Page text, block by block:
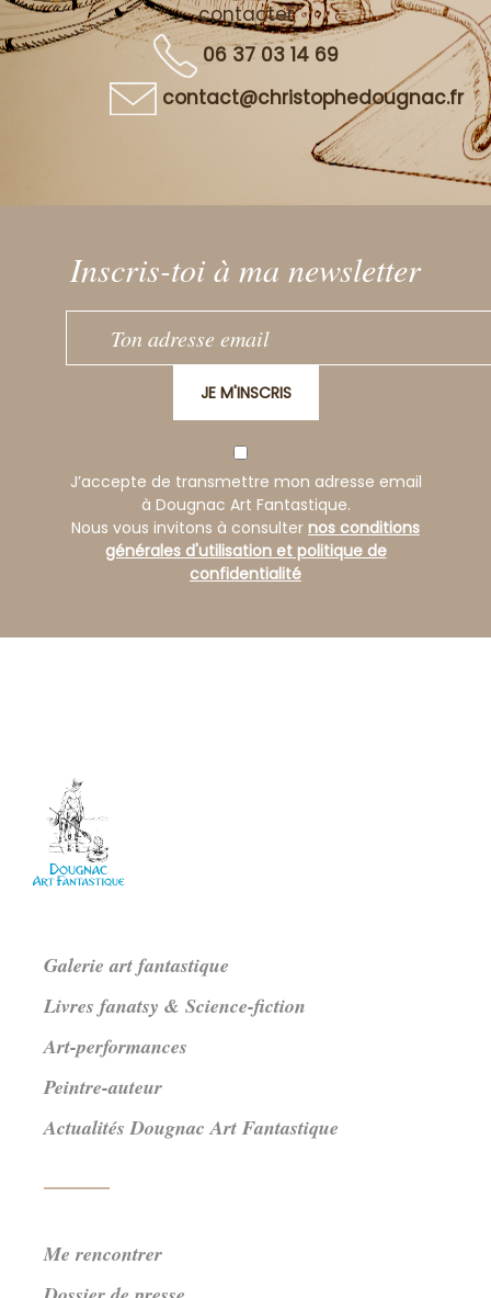
contacter
06 37 03 14 69
contact@christophedougnac.fr
Inscris-toi à ma newsletter
JE M'INSCRIS
J’accepte de transmettre mon adresse email
à Dougnac Art Fantastique.
Nous vous invitons à consulter nos conditions
générales d'utilisation et politique de
confidentialité
Galerie art fantastique
Livres fanatsy & Science-fiction
Art-performances
Peintre-auteur
Actualités Dougnac Art Fantastique
Me rencontrer